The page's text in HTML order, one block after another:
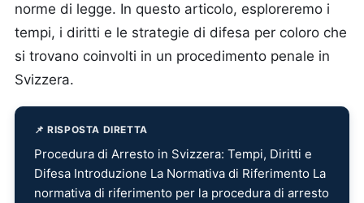
norme di legge. In questo articolo, esploreremo i
tempi, i diritti e le strategie di difesa per coloro che
si trovano coinvolti in un procedimento penale in
Svizzera.
📌 RISPOSTA DIRETTA
Procedura di Arresto in Svizzera: Tempi, Diritti e
Difesa Introduzione La Normativa di Riferimento La
normativa di riferimento per la procedura di arresto